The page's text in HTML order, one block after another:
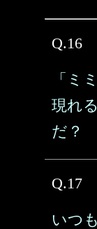
Q.16
「ミ
現れ
だ？
Q.17
いつ